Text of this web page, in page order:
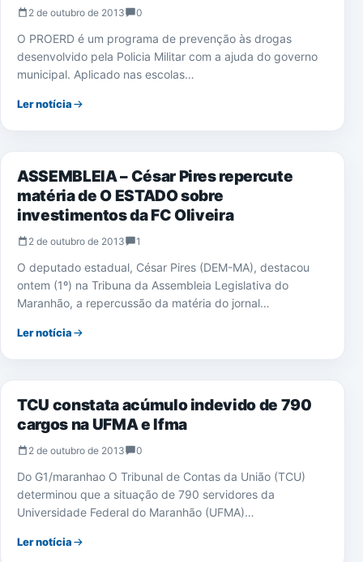
2 de outubro de 2013 0
O PROERD é um programa de prevenção às drogas
desenvolvido pela Policia Militar com a ajuda do governo
municipal. Aplicado nas escolas…
Ler notícia
NOTÍCIAS
ASSEMBLEIA – César Pires repercute
matéria de O ESTADO sobre
investimentos da FC Oliveira
2 de outubro de 2013 1
O deputado estadual, César Pires (DEM-MA), destacou
ontem (1º) na Tribuna da Assembleia Legislativa do
Maranhão, a repercussão da matéria do jornal…
Ler notícia
EDUCAÇÃO
TCU constata acúmulo indevido de 790
cargos na UFMA e Ifma
2 de outubro de 2013 0
Do G1/maranhao O Tribunal de Contas da União (TCU)
determinou que a situação de 790 servidores da
Universidade Federal do Maranhão (UFMA)…
Ler notícia